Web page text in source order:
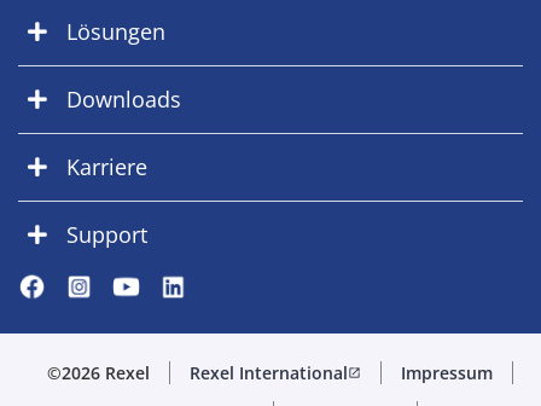
Lösungen
Downloads
Karriere
Support
©2026 Rexel Rexel Internationalopen_in_new
Impressum